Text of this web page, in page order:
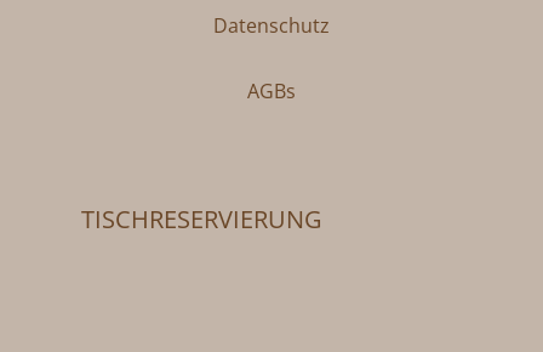
Datenschutz
AGBs
TISCHRESERVIERUNG